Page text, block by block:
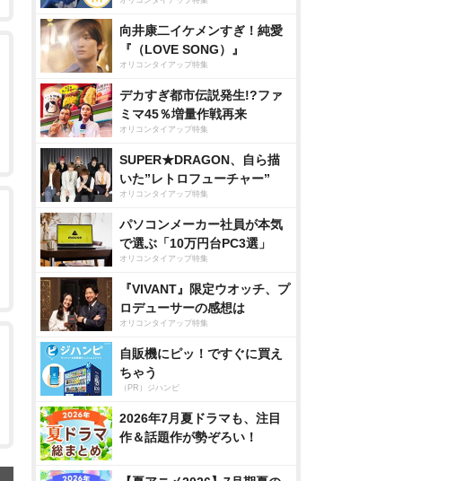
向井康二イケメンすぎ！純愛
『（LOVE SONG）』
オリコンタイアップ特集
デカすぎ都市伝説発生!?ファ
ミマ45％増量作戦再来
オリコンタイアップ特集
SUPER★DRAGON、自ら描
いた”レトロフューチャー”
オリコンタイアップ特集
パソコンメーカー社員が本気
で選ぶ「10万円台PC3選」
オリコンタイアップ特集
『VIVANT』限定ウオッチ、プ
ロデューサーの感想は
オリコンタイアップ特集
自販機にピッ！ですぐに買え
ちゃう
（PR）ジハンピ
2026年7月夏ドラマも、注目
作＆話題作が勢ぞろい！